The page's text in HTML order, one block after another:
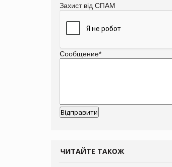
Захист від СПАМ
Сообщение*
ЧИТАЙТЕ ТАКОЖ